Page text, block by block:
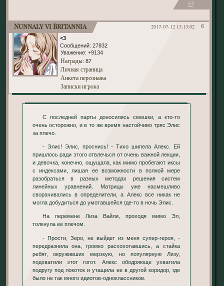
+3
6
2017-07-12 13:13:02
Nunnaly vi Britannia
<3
Сообщений: 27832
Уважение: +9134
Награды: 87
Личная страница
Анкета персонажа
Записки игрока
С последней парты доносились смешки, а кто-то
очень осторожно, и в то же время настойчиво тряс Элис
за плечо.
- Элис! Элис, проснись! - Тихо шипела Алекс. Ей
пришлось ради этого отвлечься от очень важной лекции,
и девочка, конечно, ощущала, как мимо пробегают иксы
с индексами, лишая ее возможности в полной мере
разобраться в разных методах решения систем
линейных уравнений. Матрицы уже насмешливо
сворачивались в определители, а Алекс все никак не
могла добудиться до умотавшейся где-то в ночь Элис.
На перемене Лиза Вайли, проходя мимо Эл,
толкнула ее плечом.
- Прости, Зеро, не выйдет из меня супер-героя, -
передразнила она, громко расхохотавшись, а стайка
ребят, окруживших мерзкую, но популярную Лизу,
подхватили этот гогот. Алекс ободряюще ухватила
подругу под локоток и утащила ее в другой коридор, где
было не так много идиотов-одноклассников.